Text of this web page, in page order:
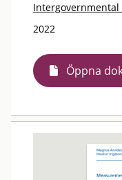
Intergovernmental
2022
Öppna